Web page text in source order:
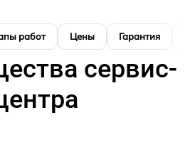
работ Цены Гарантия
сервис-